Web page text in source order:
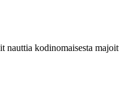
kodinomaisesta